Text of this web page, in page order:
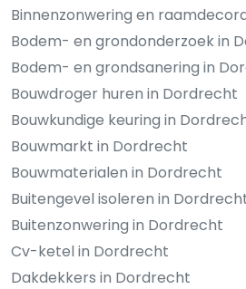
Binnenzonwering en
Bodem- en grondonderzoek in
Bodem- en grondsanering in
Bouwdroger huren in Dordrecht
Bouwkundige keuring in
Bouwmarkt in Dordrecht
Bouwmaterialen in Dordrecht
Buitengevel isoleren in
Buitenzonwering in Dordrecht
Cv-ketel in Dordrecht
Dakdekkers in Dordrecht